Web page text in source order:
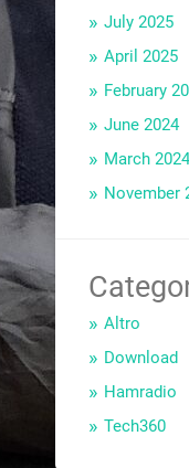
July 2025
April 2025
February
June 2024
March 2024
November
Altro
Download
Hamradio
Tech360